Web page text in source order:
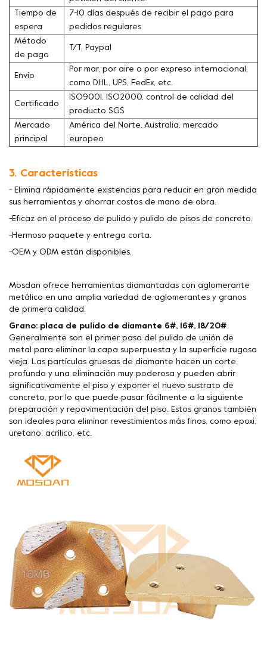
Tiempo de
espera
7-10 días después de recibir el pago para
pedidos regulares
Método
de pago
T/T, Paypal
Envío
Por mar, por aire o por expreso internacional,
como DHL, UPS, FedEx, etc.
Certificado
ISO9001, ISO2000, control de calidad del
producto SGS
Mercado
principal
América del Norte, Australia, mercado
europeo
3. Características
- Elimina rápidamente existencias para reducir en gran medida
sus herramientas y ahorrar costos de mano de obra.
-Eficaz en el proceso de pulido y pulido de pisos de concreto.
-Hermoso paquete y entrega corta.
-OEM y ODM están disponibles.
Mosdan ofrece herramientas diamantadas con aglomerante
metálico en una amplia variedad de aglomerantes y granos
de primera calidad.
Grano: placa de pulido de diamante 6#, 16#, 18/20#
Generalmente son el primer paso del pulido de unión de
metal para eliminar la capa superpuesta y la superficie rugosa
vieja. Las partículas gruesas de diamante hacen un corte
profundo y una eliminación muy poderosa y pueden abrir
significativamente el piso y exponer el nuevo sustrato de
concreto, por lo que puede pasar fácilmente a la siguiente
preparación y repavimentación del piso. Estos granos también
son ideales para eliminar revestimientos más finos, como epoxi,
uretano, acrílico, etc.